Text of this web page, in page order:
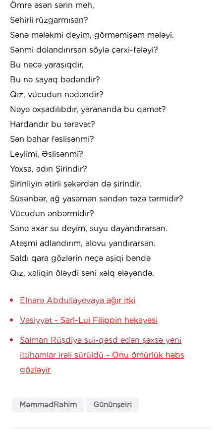
Ömrə əsən sərin meh,
Sehirli rüzgarmısan?
Sənə mələkmi deyim, görməmişəm mələyi.
Sənmi dolandırırsan söylə çərxi-fələyi?
Bu necə yaraşıqdır,
Bu nə sayaq bədəndir?
Qız, vücudun nədəndir?
Nəyə oxşadılıbdır, yarananda bu qamət?
Hardandır bu təravət?
Sən bahar fəslisənmi?
Leylimi, Əslisənmi?
Yoxsa, adın Şirindir?
Şirinliyin ətirli şəkərdən də şirindir.
Süsənbər, ağ yasəmən səndən təzə tərmidir?
Vücudun ənbərmidir?
Sənə axar su deyim, suyu dayandırarsan.
Atəşmi adlandırım, alovu yandırarsan.
Saldı qara gözlərin neçə aşiqi bəndə
Qız, xaliqin öləydi səni xəlq eləyəndə.
Elnarə Abdullayevaya ağır itki
Vəsiyyət - Şarl-Lui Filippin hekayəsi
Salman Rüşdiyə sui-qəsd edən şəxsə yeni
ittihamlar irəli sürüldü - Onu ömürlük həbs
gözləyir
MəmmədRahim Gününşeiri